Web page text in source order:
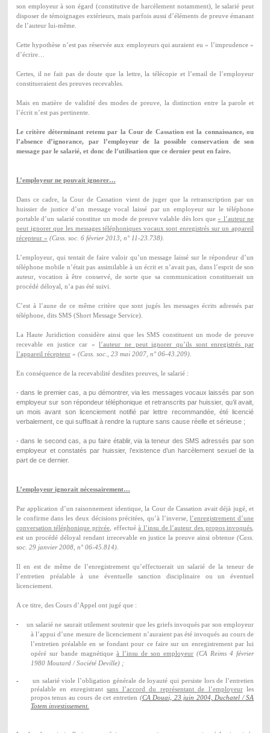
son employeur à son égard (constitutive de harcèlement notamment), le salarié peut
disposer de témoignages extérieurs, mais parfois aussi d’éléments de preuve émanant
de l’auteur lui-même.
Cette hypothèse n’est pas réservée aux employeurs qui auraient eu « l’imprudence »
d’écrire…
Certes, il ne fait pas de doute que la lettre, la télécopie et l’email de l’employeur
constitueraient des preuves recevables.
Mais en matière de validité des modes de preuve, la distinction entre la parole et
l’écrit n’est pas pertinente.
Le critère déterminant retenu par la Cour de Cassation est la connaissance, ou
l’absence d’ignorance, par l’employeur de la possible conservation de son
message par le salarié, et donc de l’utilisation que ce dernier peut en faire.
L’employeur ne pouvait ignorer…
Dans ce cadre, la Cour de Cassation vient de juger que la retranscription par un
huissier de justice d’un message vocal laissé par un employeur sur le téléphone
portable d’un salarié constitue un mode de preuve valable dès lors que« l’auteur ne
peut ignorer que les messages téléphoniques vocaux sont enregistrés sur un appareil
récepteur » (Cass. soc. 6 février 2013, n° 11-23.738).
L’employeur, qui tentait de faire valoir qu’un message laissé sur le répondeur d’un
téléphone mobile n’était pas assimilable à un écrit et n’avait pas, dans l’esprit de son
auteur, vocation à être conservé, de sorte que sa communication constituerait un
procédé déloyal, n’a pas été suivi.
C’est à l’aune de ce même critère que sont jugés les messages écrits adressés par
téléphone, dits SMS (Short Message Service).
La Haute Juridiction considère ainsi que les SMS constituent un mode de preuve
recevable en justice car «l’auteur ne peut ignorer qu’ils sont enregistrés par
l’appareil récepteur» (Cass. soc., 23 mai 2007, n° 06-43.209).
En conséquence de la recevabilité desdites preuves, le salarié :
- dans le premier cas, a pu démontrer, via les messages vocaux laissés par son
employeur sur son répondeur téléphonique et retranscrits par huissier, qu’il avait,
un mois avant son licenciement notifié par lettre recommandée, été licencié
verbalement, ce qui suffisait à rendre la rupture sans cause réelle et sérieuse ;
- dans le second cas, a pu faire établir, via la teneur des SMS adressés par son
employeur et constatés par huissier, l’existence d’un harcèlement sexuel de la
part de ce dernier.
L’employeur ignorait nécessairement…
Par application d’un raisonnement identique, la Cour de Cassation avait déjà jugé, et
le confirme dans les deux décisions précitées, qu’à l’inverse,l’enregistrement d’une
conversation téléphonique privée , effectuéà l’insu de l’auteur des propos invoqués
est un procédé déloyal rendant irrecevable en justice la preuve ainsi obtenue(Cass.
soc. 29 janvier 2008, n° 06-45.814).
Il en est de même de l’enregistrement qu’effectuerait un salarié de la teneur de
l’entretien préalable à une éventuelle sanction disciplinaire ou un éventuel
licenciement.
A ce titre, des Cours d’Appel ont jugé que :
-
un salarié ne saurait utilement soutenir que les griefs invoqués par son employeur
à l’appui d’une mesure de licenciement n’auraient pas été invoqués au cours de
l’entretien préalable en se fondant pour ce faire sur un enregistrement par lui
opéré sur bande magnétique à l’insu de son employeur (CA Reims 4 février
1980 Moutard / Société Deville) ;
- un salarié viole l’obligation générale de loyauté qui persiste lors de l’entretien
préalable en enregistrantsans l’accord du représentant de l’employeurles
propos tenus au cours de cet entretien (CA Douai, 23 juin 2004, Duchatel / SA
Totem investissement.